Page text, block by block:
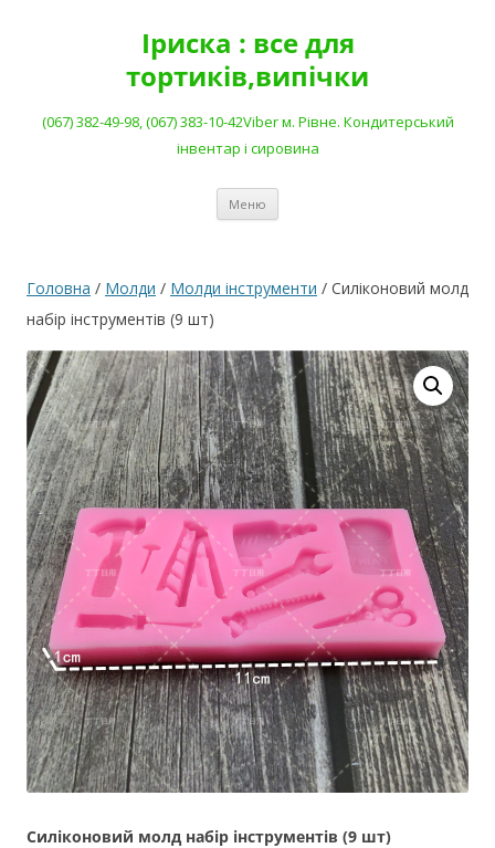
Іриска : все для
тортиків,випічки
(067) 382-49-98, (067) 383-10-42Viber м. Рівне. Кондитерський
інвентар і сировина
Меню
Головна / Молди / Молди інструменти / Силіконовий молд
набір інструментів (9 шт)
Силіконовий молд набір інструментів (9 шт)